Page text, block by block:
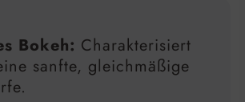
Bokeh: Charakterisiert
sanfte, gleichmäßige